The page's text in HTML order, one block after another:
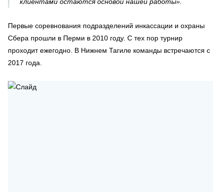
Первые соревнования подразделений инкассации и охраны
Сбера прошли в Перми в 2010 году. С тех пор турнир
проходит ежегодно. В Нижнем Тагиле команды встречаются с
2017 года.